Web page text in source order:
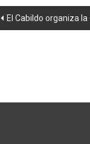
Navegación
El Cabildo organiza